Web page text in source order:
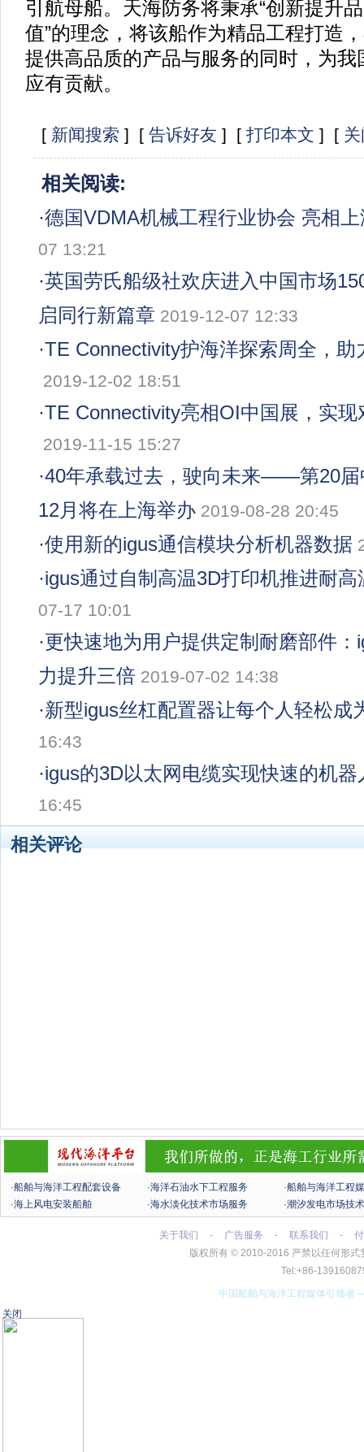
关闭
引航母船。天海防务将秉承“创新提升
值”的理念，将该船作为精品工程打造
提供高品质的产品与服务的同时，为
应有贡献。
[ 新闻搜索 ] [ 告诉好友 ] [ 打印本文 ] [
相关阅读:
·德国VDMA机械工程行业协会 亮相
07 13:21
·英国劳氏船级社欢庆进入中国市场
启同行新篇章 2019-12-07 12:33
·TE Connectivity护海洋探索周全，助
2019-12-02 18:51
·TE Connectivity亮相OI中国展，实
2019-11-15 15:27
·40年承载过去，驶向未来——第20届
12月将在上海举办 2019-08-28 20:45
·使用新的igus通信模块分析机器数据
·igus通过自制高温3D打印机推进耐
07-17 10:01
·更快速地为用户提供定制耐磨部件
力提升三倍 2019-07-02 14:38
·新型igus丝杠配置器让每个人轻松成
16:43
·igus的3D以太网电缆实现快速的机器
16:45
相关评论
·船舶与海洋工程配套设备 ·海洋石油水下工程服务
·船舶与海洋工程
·海上风电安装船舶
·海水淡化技术市场服务 ·潮汐发电市场技
关于我们 - 广告服务 - 联系我们 -
版权所有 © 2010-2016 严禁以任何形
Tel:+86-
中国船舶与海洋工程媒体引领者